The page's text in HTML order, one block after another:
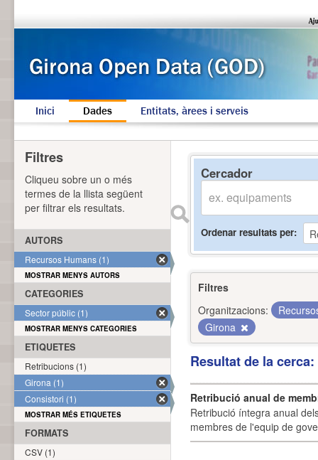
Inici Dades Entitats, àrees i serveis
Cercador
Ordenar resultats per
Filtres
Organitzacions:
Girona
Resultat de la
Retribució anual de
Retribució íntegra anual
membres de l'equip de
Filtres
Cliqueu sobre un o més
termes de la llista següent
per filtrar els resultats.
AUTORS
Recursos Humans (1)
MOSTRAR MENYS AUTORS
CATEGORIES
Sector públic (1)
MOSTRAR MENYS CATEGORIES
ETIQUETES
Retribucions (1)
Girona (1)
Consistori (1)
MOSTRAR MÉS ETIQUETES
FORMATS
CSV (1)